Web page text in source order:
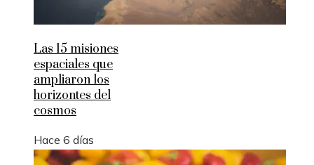
Las 15 misiones
espaciales que
ampliaron los
horizontes del
cosmos
Hace 6 días